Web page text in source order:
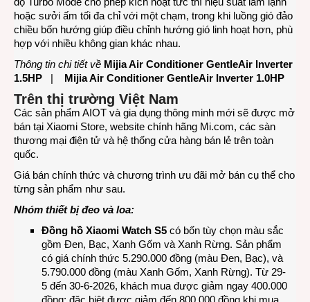
hoặc sưởi ấm tối đa chỉ với một chạm, trong khi luồng gió đảo
chiều bốn hướng giúp điều chỉnh hướng gió linh hoạt hơn, phù
hợp với nhiều không gian khác nhau.
Thông tin chi tiết về Mijia Air Conditioner GentleAir Inverter
1.5HP
| Mijia Air Conditioner GentleAir Inverter 1.0HP
Trên thị trường Việt Nam
Các sản phẩm AIOT và gia dụng thông minh mới sẽ được mở
bán tại Xiaomi Store, website chính hãng Mi.com, các sàn
thương mại điện tử và hệ thống cửa hàng bán lẻ trên toàn
quốc.
Giá bán chính thức và chương trình ưu đãi mở bán cụ thể cho
từng sản phẩm như sau.
Nhóm thiết bị đeo và loa:
Đồng hồ Xiaomi Watch S5 có bốn tùy chọn màu sắc
gồm Đen, Bạc, Xanh Gốm và Xanh Rừng. Sản phẩm
có giá chính thức 5.290.000 đồng (màu Đen, Bạc), và
5.790.000 đồng (màu Xanh Gốm, Xanh Rừng). Từ 29-
5 đến 30-6-2026, khách mua được giảm ngay 400.000
đồng; đặc biệt được giảm đến 800.000 đồng khi mua